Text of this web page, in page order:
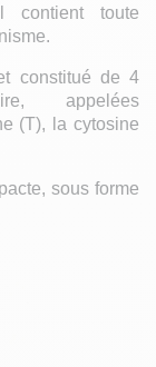
toute
constitué de 4
appelées
(T), la cytosine
sous forme